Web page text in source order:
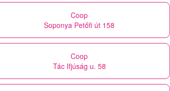
Coop
Soponya Petőfi út 158
Coop
Tác Ifjúság u. 58